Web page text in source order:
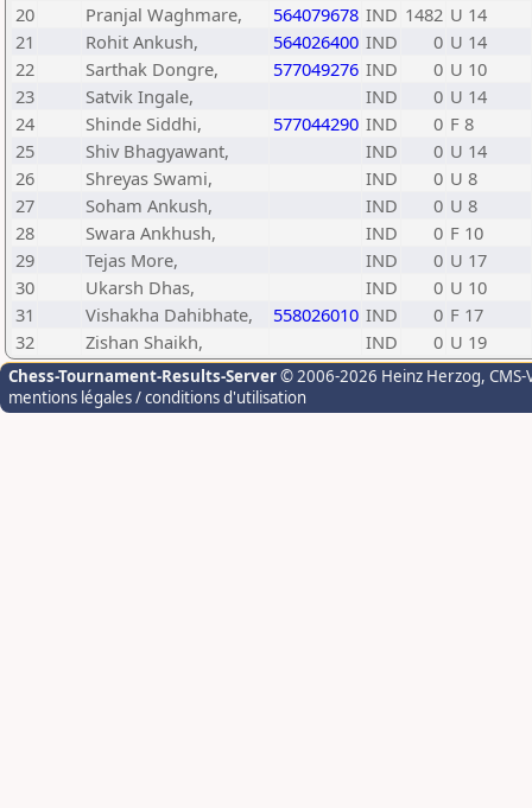
20
Pranjal Waghmare, 564079678 IND 1482 U 14
21
Rohit Ankush, 564026400 IND 0 U 14
22
Sarthak Dongre, 577049276 IND 0 U 10
23
Satvik Ingale, IND 0 U 14
24
Shinde Siddhi, 577044290 IND 0 F 8
25
Shiv Bhagyawant, IND 0 U 14
26
Shreyas Swami, IND 0 U 8
27
Soham Ankush, IND 0 U 8
28
Swara Ankhush, IND 0 F 10
29
Tejas More, IND 0 U 17
30
Ukarsh Dhas, IND 0 U 10
31
Vishakha Dahibhate, 558026010 IND 0 F 17
32
Zishan Shaikh, IND 0 U 19
Chess-Tournament-Results-Server© 2006-2026 Heinz Herzog,
mentions légales / conditions d'utilisation